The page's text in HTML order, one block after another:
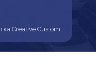
Creative Custom